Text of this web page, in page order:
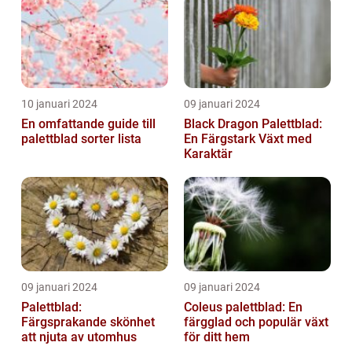
10 januari 2024
En omfattande guide till
palettblad sorter lista
09 januari 2024
Black Dragon Palettblad:
En Färgstark Växt med
Karaktär
09 januari 2024
Palettblad:
Färgsprakande skönhet
att njuta av utomhus
09 januari 2024
Coleus palettblad: En
färgglad och populär växt
för ditt hem